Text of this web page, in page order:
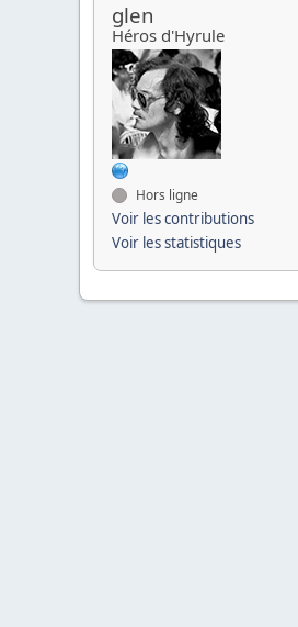
glen
Héros d'Hyrule
Hors ligne
Voir les contributions
Voir les statistiques